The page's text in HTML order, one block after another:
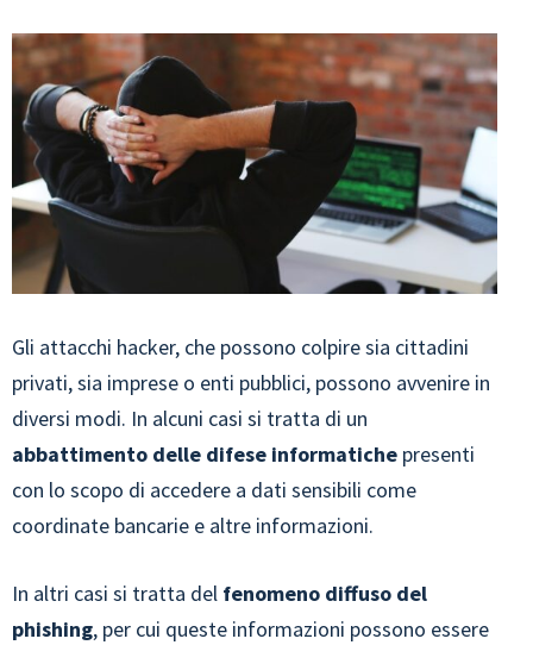
Gli attacchi hacker, che possono colpire sia cittadini
privati, sia imprese o enti pubblici, possono avvenire in
diversi modi. In alcuni casi si tratta di un
abbattimento delle difese informatiche presenti
con lo scopo di accedere a dati sensibili come
coordinate bancarie e altre informazioni.
In altri casi si tratta del fenomeno diffuso del
phishing, per cui queste informazioni possono essere